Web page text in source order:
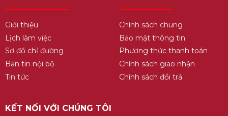
Giới thiệu
Lịch làm việc
Sơ đồ chỉ đường
Bản tin nội bộ
Tin tức
Chính sách chung
Bảo mật thông tin
Phương thức thanh toán
Chính sách giao nhận
Chính sách đổi trả
KẾT NỐI VỚI CHÚNG TÔI